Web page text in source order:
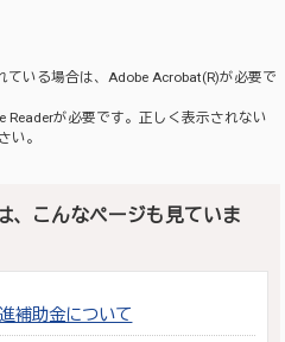
ている場合は、Adobe Acrobat(R)が必要で
Readerが必要です。正しく表示されない
い。
、こんなページも見ていま
補助金について